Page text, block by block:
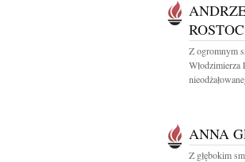
Z ogromnym
Włodzimierza
ANNA
Z głębokim